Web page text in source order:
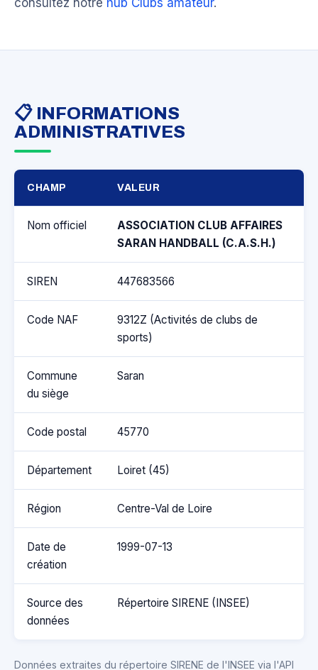
consultez notre hub Clubs amateur.
📋 INFORMATIONS
ADMINISTRATIVES
CHAMP VALEUR
Nom officiel
ASSOCIATION CLUB AFFAIRES
SARAN HANDBALL (C.A.S.H.)
SIREN 447683566
Code NAF
9312Z (Activités de clubs de
sports)
Commune
du siège
Saran
Code postal 45770
Département Loiret (45)
Région Centre-Val de Loire
Date de
création
1999-07-13
Source des
données
Répertoire SIRENE (INSEE)
Données extraites du répertoire SIRENE de l'INSEE via l'API